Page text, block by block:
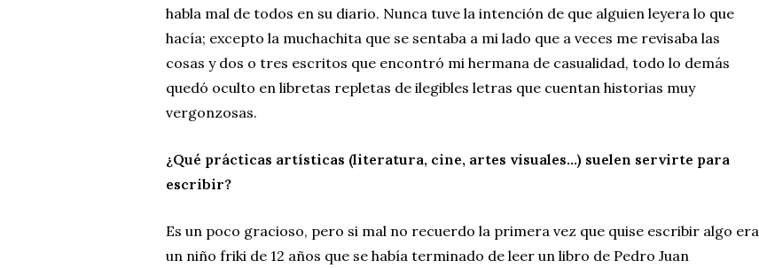
habla mal de todos en su diario. Nunca tuve la intención de que alguien leyera lo que
hacía; excepto la muchachita que se sentaba a mi lado que a veces me revisaba las
cosas y dos o tres escritos que encontró mi hermana de casualidad, todo lo demás
quedó oculto en libretas repletas de ilegibles letras que cuentan historias muy
vergonzosas.
¿Qué prácticas artísticas (literatura, cine, artes visuales…) suelen servirte para
escribir?
Es un poco gracioso, pero si mal no recuerdo la primera vez que quise escribir algo era
un niño friki de 12 años que se había terminado de leer un libro de Pedro Juan